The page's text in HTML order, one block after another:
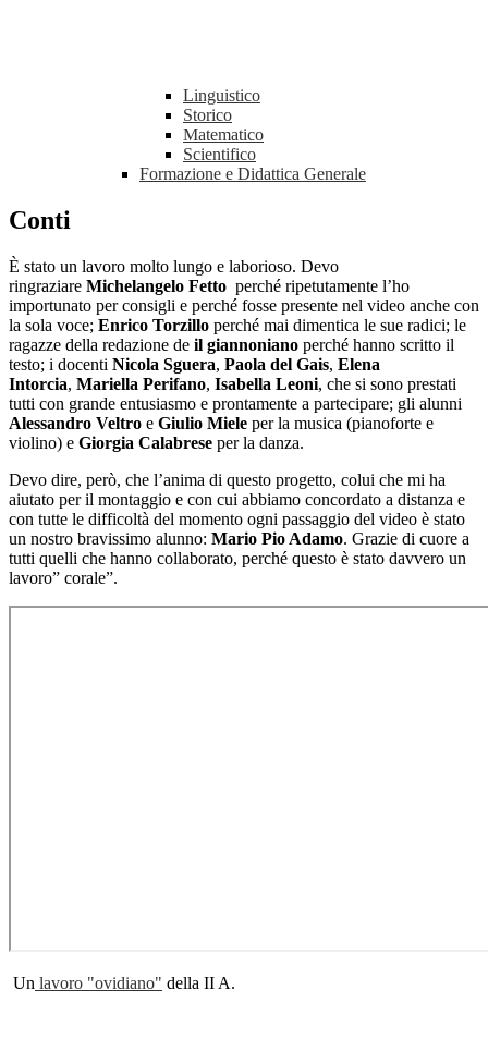
Linguistico
Storico
Matematico
Scientifico
Formazione e Didattica Generale
Conti
È stato un lavoro molto lungo e laborioso. Devo
ringraziare Michelangelo Fetto perché ripetutamente l’ho
importunato per consigli e perché fosse presente nel video anche con
la sola voce; Enrico Torzillo perché mai dimentica le sue radici; le
ragazze della redazione de il giannoniano perché hanno scritto il
testo; i docenti Nicola Sguera, Paola del Gais, Elena
Intorcia, Mariella Perifano, Isabella Leoni, che si sono prestati
tutti con grande entusiasmo e prontamente a partecipare; gli alunni
Alessandro Veltro e Giulio Miele per la musica (pianoforte e
violino) e Giorgia Calabrese per la danza.
Devo dire, però, che l’anima di questo progetto, colui che mi ha
aiutato per il montaggio e con cui abbiamo concordato a distanza e
con tutte le difficoltà del momento ogni passaggio del video è stato
un nostro bravissimo alunno: Mario Pio Adamo. Grazie di cuore a
tutti quelli che hanno collaborato, perché questo è stato davvero un
lavoro” corale”.
Un lavoro "ovidiano" della II A.